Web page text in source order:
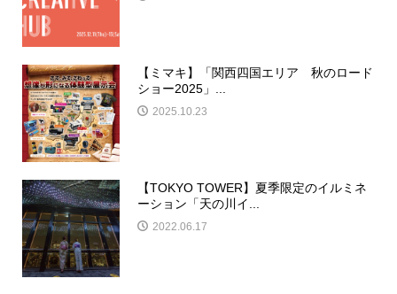
【ミマキ】「関西四国エリア 秋のロード
ショー2025」...
2025.10.23
【TOKYO TOWER】夏季限定のイルミネ
ーション「天の川イ...
2022.06.17